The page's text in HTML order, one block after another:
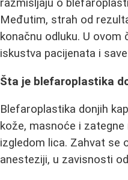
razmišljaju o
Međutim, strah od
konačnu odluku. U
iskustva pacijenata i
Šta je blefaroplastika
Blefaroplastika donjih
kože, masnoće i
izgledom lica. Zahvat se
anesteziji, u zavisnosti